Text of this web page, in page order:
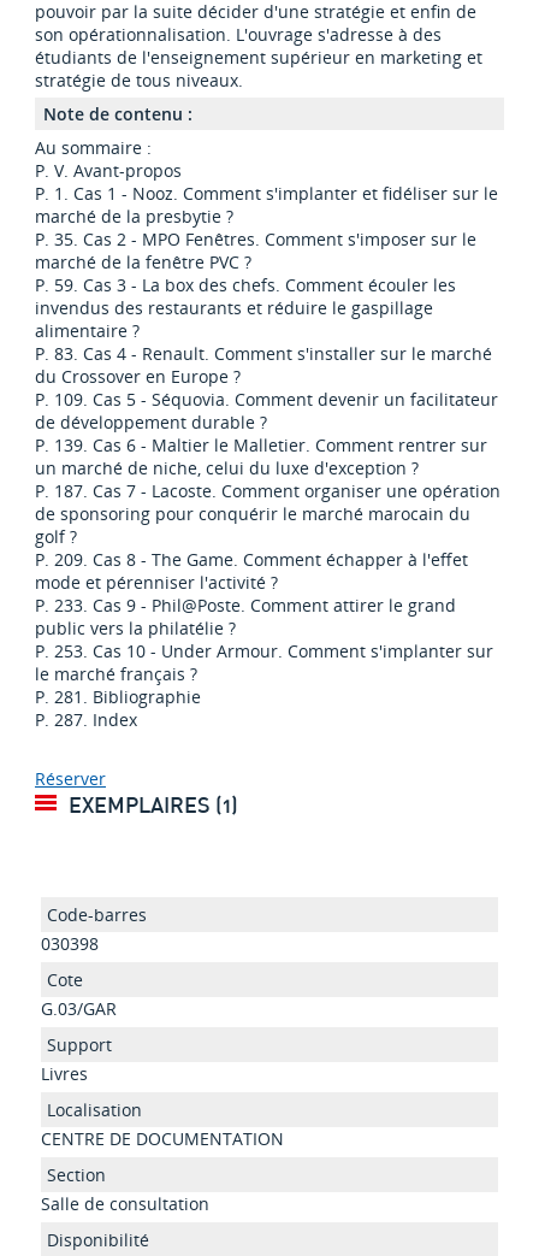
pouvoir par la suite décider d'une stratégie et enfin de
son opérationnalisation. L'ouvrage s'adresse à des
étudiants de l'enseignement supérieur en marketing et
stratégie de tous niveaux.
Note de contenu :
Au sommaire :
P. V. Avant-propos
P. 1. Cas 1 - Nooz. Comment s'implanter et fidéliser sur le
marché de la presbytie ?
P. 35. Cas 2 - MPO Fenêtres. Comment s'imposer sur le
marché de la fenêtre PVC ?
P. 59. Cas 3 - La box des chefs. Comment écouler les
invendus des restaurants et réduire le gaspillage
alimentaire ?
P. 83. Cas 4 - Renault. Comment s'installer sur le marché
du Crossover en Europe ?
P. 109. Cas 5 - Séquovia. Comment devenir un facilitateur
de développement durable ?
P. 139. Cas 6 - Maltier le Malletier. Comment rentrer sur
un marché de niche, celui du luxe d'exception ?
P. 187. Cas 7 - Lacoste. Comment organiser une opération
de sponsoring pour conquérir le marché marocain du
golf ?
P. 209. Cas 8 - The Game. Comment échapper à l'effet
mode et pérenniser l'activité ?
P. 233. Cas 9 - Phil@Poste. Comment attirer le grand
public vers la philatélie ?
P. 253. Cas 10 - Under Armour. Comment s'implanter sur
le marché français ?
P. 281. Bibliographie
P. 287. Index
Réserver
EXEMPLAIRES (1)
030398
G.03/GAR
Livres
CENTRE DE DOCUMENTATION
Salle de consultation